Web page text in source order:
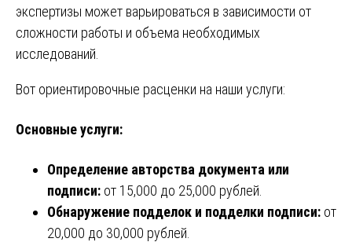
экспертизы может варьироваться в зависимости от
сложности работы и объема необходимых
исследований.
Вот ориентировочные расценки на наши услуги:
Основные услуги:
Определение авторства документа или
подписи: от 15,000 до 25,000 рублей.
Обнаружение подделок и подделки подписи: от
20,000 до 30,000 рублей.